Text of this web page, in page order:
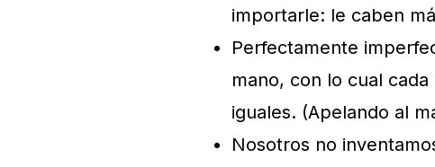
importarle: le caben
Perfectamente
mano, con lo cual
iguales. (Apelando al
Nosotros no